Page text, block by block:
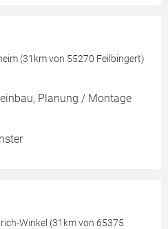
(31km von 55270 Feilbingert)
Planung / Montage
Winkel (31km von 65375